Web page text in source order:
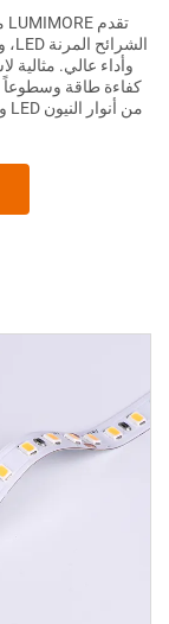
وأداء عالي. مثالية
كفاءة طاقة وسطوعاً